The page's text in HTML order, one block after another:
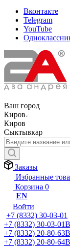
Вконтакте
Telegram
YouTube
Ваш город
Киров
Киров
Сыктывкар
Заказы
Избранные
Корзина 0
EN
Войти
+7 (8332) 30-03-01
+7 (8332) 30-03-01
+7 (8332) 20-80-63
+7 (8332) 20-80-64